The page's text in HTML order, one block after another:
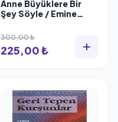
Anne Büyüklere Bir
Şey Söyle / Emine
Yayınları /
9786259785219
300,00 ₺
225,00 ₺